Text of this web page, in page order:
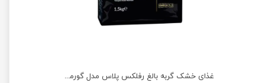
غذای خشک گربه بالغ رفلکس پلاس مدل گورمت وزن 1.5 کیلوگرم